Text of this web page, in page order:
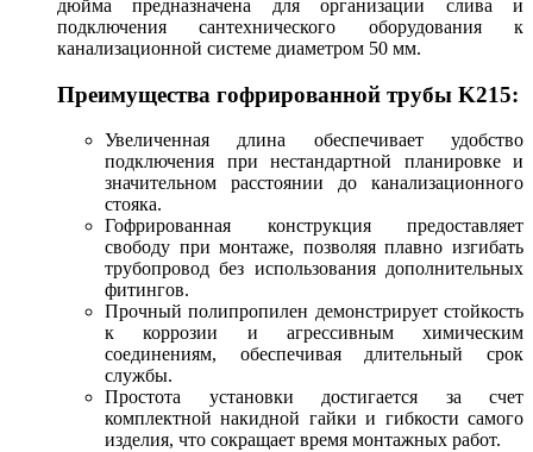
дюйма предназначена для организации слива и
подключения сантехнического оборудования к
канализационной системе диаметром 50 мм.
Преимущества гофрированной трубы K215:
Увеличенная длина обеспечивает удобство
подключения при нестандартной планировке и
значительном расстоянии до канализационного
стояка.
Гофрированная конструкция предоставляет
свободу при монтаже, позволяя плавно изгибать
трубопровод без использования дополнительных
фитингов.
Прочный полипропилен демонстрирует стойкость
к коррозии и агрессивным химическим
соединениям, обеспечивая длительный срок
службы.
Простота установки достигается за счет
комплектной накидной гайки и гибкости самого
изделия, что сокращает время монтажных работ.